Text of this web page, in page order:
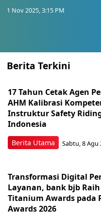
1 Nov 2025, 3:15 PM
Berita Terkini
Berita Utama
17 Tahun Cetak Agen
AHM Kalibrasi
Instruktur Safety
Indonesia
Sabtu, 8 Agu
Transformasi Digital
Layanan, bank bjb
Titanium Awards pada
Awards 2026